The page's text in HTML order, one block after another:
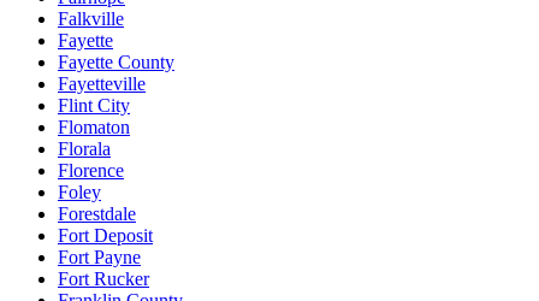
Falkville
Fayette
Fayette County
Fayetteville
Flint City
Flomaton
Florala
Florence
Foley
Forestdale
Fort Deposit
Fort Payne
Fort Rucker